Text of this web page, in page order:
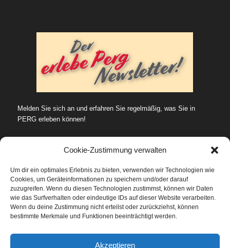
Cookie-Zustimmung verwalten
Um dir ein optimales Erlebnis zu bieten, verwenden wir Technologien wie
Cookies, um Geräteinformationen zu speichern und/oder darauf
zuzugreifen. Wenn du diesen Technologien zustimmst, können wir Daten
wie das Surfverhalten oder eindeutige IDs auf dieser Website verarbeiten.
Wenn du deine Zustimmung nicht erteilst oder zurückziehst, können
bestimmte Merkmale und Funktionen beeinträchtigt werden.
Akzeptieren
Melden Sie sich an und erfahren Sie regelmäßig, was Sie in
PERG erleben können!
SUCHE…
Datenschutz